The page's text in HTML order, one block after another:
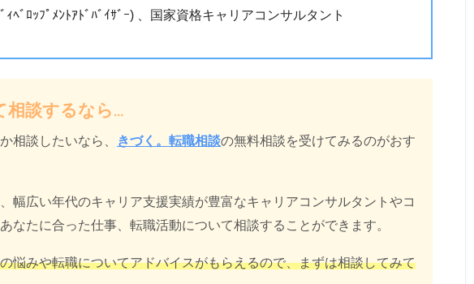
ｨﾍﾞﾛｯﾌﾟﾒﾝﾄｱﾄﾞﾊﾞｲｻﾞｰ) 、国家資格キャリアコンサルタント
相談するなら…
相談したいなら、 きづく。転職相談の無料相談を受けてみるのがおす
幅広い年代のキャリア支援実績が豊富なキャリアコンサルタントやコ
なたに合った仕事、転職活動について相談することができます。
悩みや転職についてアドバイスがもらえるので、まずは相談してみて